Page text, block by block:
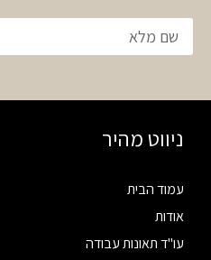
ניווט מהיר
עמוד הבית
אודות
עו"ד תאונות עבודה